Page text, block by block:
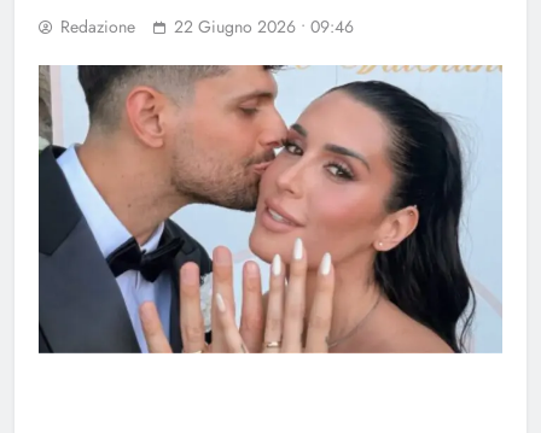
Redazione 22 Giugno 2026 • 09:46